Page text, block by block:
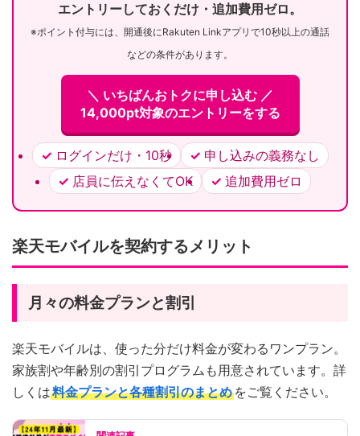
エントリーしておくだけ・追加費用ゼロ。
※ポイント付与には、開通後にRakuten Linkアプリで10秒以上の通話
などの条件があります。
＼ いちばんおトクに申し込む ／
14,000pt対象のエントリーをする
ログインだけ・10秒
申し込みの義務なし
店員に伝えなくてOK
追加費用ゼロ
楽天モバイルを契約するメリット
月々の料金プランと割引
楽天モバイルは、使った分だけ料金が変わるワンプラン。
家族割や年齢別の割引プログラムも用意されています。詳
しくは料金プランと各種割引のまとめ をご覧ください。